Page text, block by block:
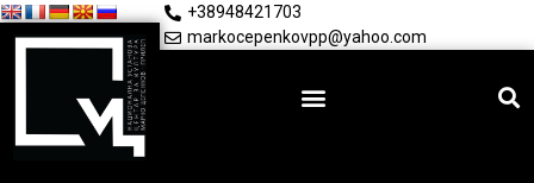
+38948421703
markocepenkovpp@yahoo.com